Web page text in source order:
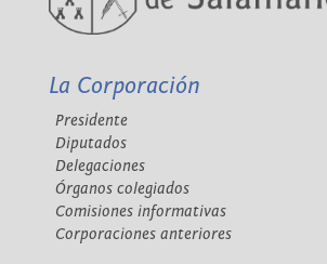
La Corporación
Presidente
Diputados
Delegaciones
Órganos colegiados
Comisiones informativas
Corporaciones anteriores